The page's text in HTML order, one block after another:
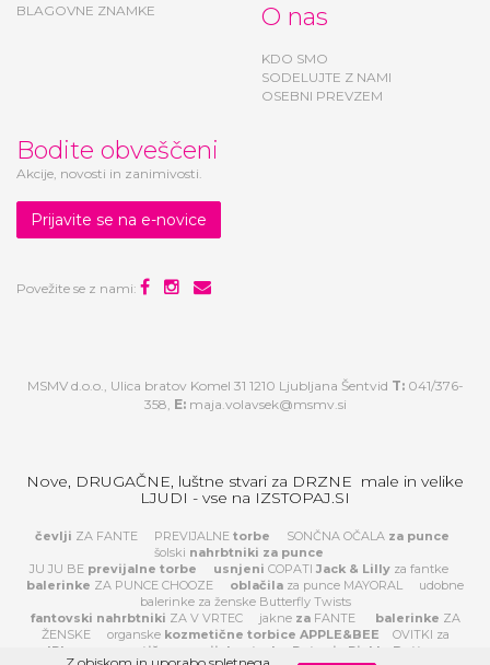
BLAGOVNE ZNAMKE
O nas
KDO SMO
SODELUJTE Z NAMI
OSEBNI PREVZEM
Bodite obveščeni
Akcije, novosti in zanimivosti.
Prijavite se na e-novice
Povežite se z nami:
MSMV d.o.o., Ulica bratov Komel 31 1210 Ljubljana Šentvid T:041/376-
358, E: maja.volavsek@msmv.si
Nove, DRUGAČNE, luštne stvari za DRZNE male in velike
LJUDI - vse na IZSTOPAJ.SI
čevlji ZA FANTE PREVIJALNE torbe SONČNA OČALA za punce
šolski nahrbtniki za punce
JU JU BE previjalne torbe usnjeni COPATI Jack & Lillyza fantke
balerinke ZA PUNCE CHOOZE oblačila za punce MAYORAL
udobne
balerinke za ženske Butterfly Twists
fantovski nahrbtniki ZA V VRTEC jaknezaFANTE balerinke ZA
ŽENSKE
organske kozmetične torbice APPLE&BEE
OVITKI za
IPhone
prestižne previjalne torbe Petunia Pickle Bottom